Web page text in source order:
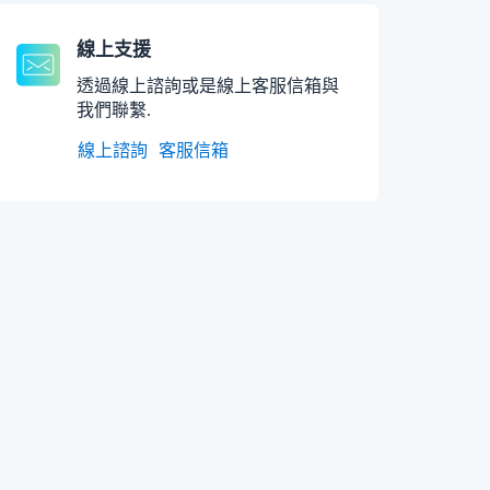
線上支援
透過線上諮詢或是線上客服信箱與
我們聯繫.
線上諮詢 客服信箱